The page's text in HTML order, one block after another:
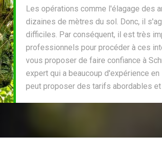
Les opérations comme l'élagage des
dizaines de mètres du sol. Donc, il
difficiles. Par conséquent, il est très
professionnels pour procéder à ces
vous proposer de faire confiance à
expert qui a beaucoup d'expérience
peut proposer des tarifs abordables